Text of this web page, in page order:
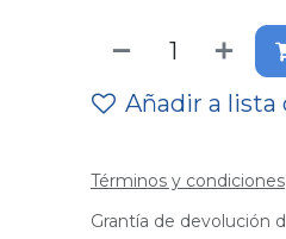
Añadir a lista
Términos y condiciones
Grantía de devolución